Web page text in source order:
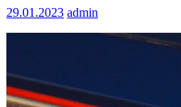
29.01.2023 admin